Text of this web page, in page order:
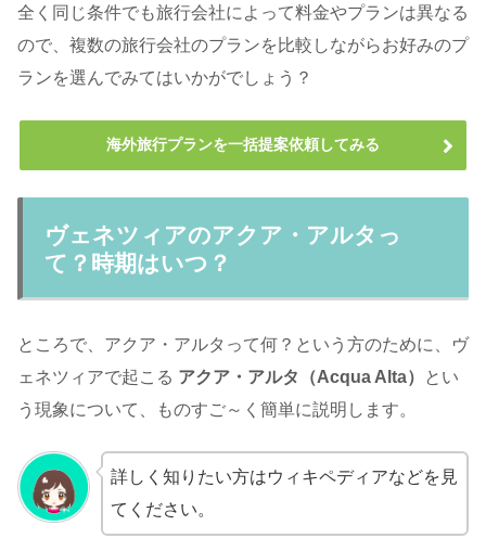
全く同じ条件でも旅行会社によって料金やプランは異なる
ので、複数の旅行会社のプランを比較しながらお好みのプ
ランを選んでみてはいかがでしょう？
海外旅行プランを一括提案依頼してみる
ヴェネツィアのアクア・アルタっ
て？時期はいつ？
ところで、アクア・アルタって何？という方のために、ヴ
ェネツィアで起こる アクア・アルタ（Acqua Alta）
とい
う現象について、ものすご～く簡単に説明します。
詳しく知りたい方はウィキペディアなどを見
てください。